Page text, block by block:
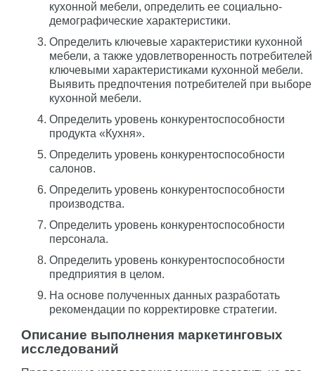
кухонной мебели, определить ее социально-
демографические характеристики.
Определить ключевые характеристики кухонной
мебели, а также удовлетворенность потребителей
ключевыми характеристиками кухонной мебели.
Выявить предпочтения потребителей при выборе
кухонной мебели.
Определить уровень конкурентоспособности
продукта «Кухня».
Определить уровень конкурентоспособности
салонов.
Определить уровень конкурентоспособности
производства.
Определить уровень конкурентоспособности
персонала.
Определить уровень конкурентоспособности
предприятия в целом.
На основе полученных данных разработать
рекомендации по корректировке стратегии.
Описание выполнения маркетинговых
исследований